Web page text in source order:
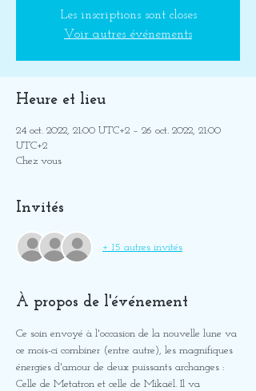
Les inscriptions sont closes
Voir autres événements
Heure et lieu
24 oct. 2022, 21:00 UTC+2 – 26 oct. 2022, 21:00
UTC+2
Chez vous
Invités
+ 15 autres invités
À propos de l'événement
Ce soin envoyé à l'occasion de la nouvelle lune va
ce mois-ci combiner (entre autre), les magnifiques
énergies d'amour de deux puissants archanges :
Celle de Metatron et celle de Mikaël. Il va